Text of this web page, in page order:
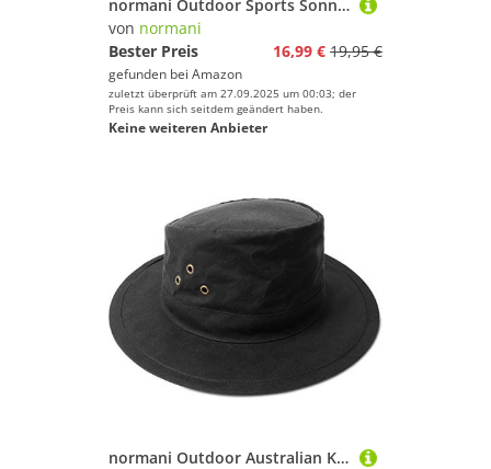
normani Outdoor Sports Sonnenhut Buschhut Outdoor Schlapphut mit Nackenschutz und atmungsaktves Mesh-Gewebe [UV-Schutz 40+] Farbe Coyote Größe S/55
von normani
Bester Preis
16,99 € 19,95 €
gefunden bei Amazon
zuletzt überprüft am 27.09.2025 um 00:03; der
Preis kann sich seitdem geändert haben.
Keine weiteren Anbieter
normani Outdoor Australian Kangaroo Buschhut Farbe Schwarz Größe 57